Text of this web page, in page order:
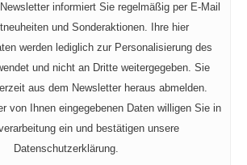
informiert Sie regelmäßig per E-Mail
und Sonderaktionen. Ihre hier
werden lediglich zur Personalisierung des
und nicht an Dritte weitergegeben. Sie
aus dem Newsletter heraus abmelden.
von Ihnen eingegebenen Daten willigen Sie in
ein und bestätigen unsere
Datenschutzerklärung.